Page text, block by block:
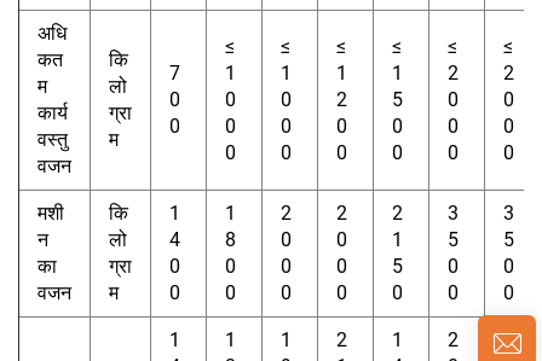
अधि
कत
म
कार्य
वस्तु
वजन
कि
लो
ग्रा
म
7
0
0
≤
1
0
0
0
≤
1
0
0
0
≤
1
2
0
0
≤
1
5
0
0
≤
2
0
0
0
≤
2
0
0
0
मशी
न
का
वजन
कि
लो
ग्रा
म
1
4
0
0
1
8
0
0
2
0
0
0
2
0
0
0
2
1
5
0
3
5
0
0
3
5
0
0
1
1
1
2
1
2
2